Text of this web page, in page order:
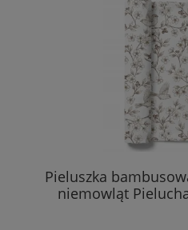
Pieluszka
niemowląt